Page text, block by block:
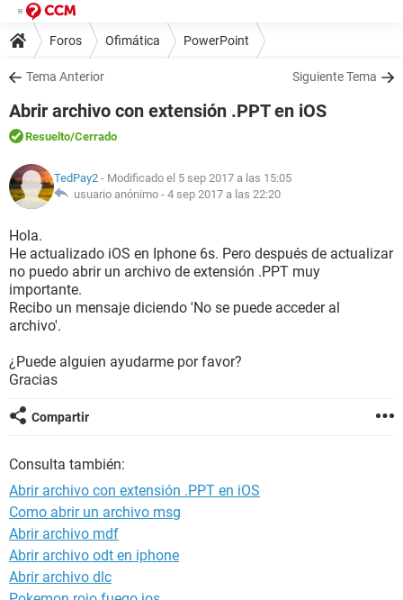
Foros Ofimática PowerPoint
Tema Anterior Siguiente Tema
Abrir archivo con extensión .PPT en iOS
Resuelto/Cerrado
TedPay2 - Modificado el 5 sep 2017 a las 15:05
usuario anónimo - 4 sep 2017 a las 22:20
Hola.
He actualizado iOS en Iphone 6s. Pero después de actualizar
no puedo abrir un archivo de extensión .PPT muy
importante.
Recibo un mensaje diciendo 'No se puede acceder al
archivo'.
¿Puede alguien ayudarme por favor?
Gracias
Compartir
Consulta también:
Abrir archivo con extensión .PPT en iOS
Como abrir un archivo msg
Abrir archivo mdf
Abrir archivo odt en iphone
Abrir archivo dlc